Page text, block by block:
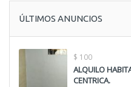
ÚLTIMOS ANUNCIOS
$ 100
ALQUILO
CENTRICA.